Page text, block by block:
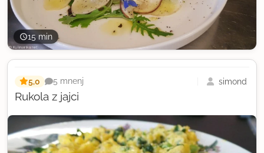
15 min
Rukola z jajci
5,0 5 mnenj simond